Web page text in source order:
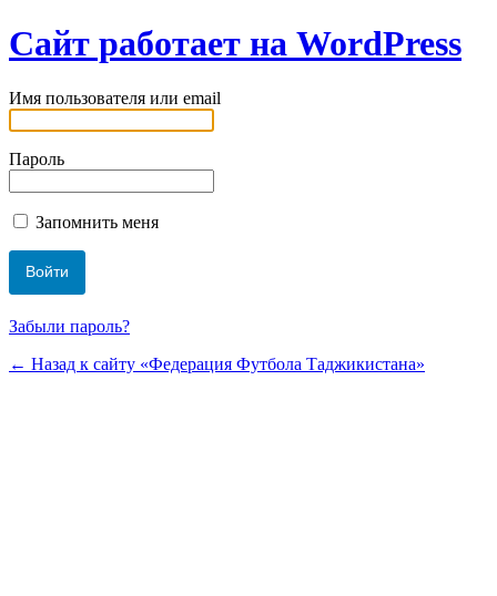
Сайт работает на WordPress
Имя пользователя или email
Пароль
Запомнить меня
Забыли пароль?
← Назад к сайту «Федерация Футбола Таджикистана»